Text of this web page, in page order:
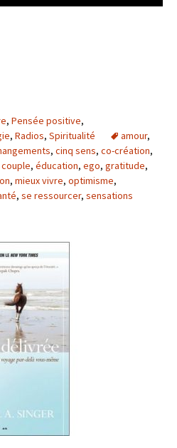
, Pensée positive,
, Radios, Spiritualité amour,
, cinq sens, co-création,
couple, éducation, ego, gratitude,
, mieux vivre, optimisme,
, se ressourcer, sensations